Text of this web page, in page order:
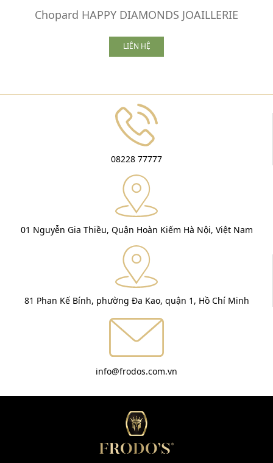
Chopard HAPPY DIAMONDS JOAILLERIE
LIÊN HỆ
08228 77777
01 Nguyễn Gia Thiều, Quận Hoàn Kiếm Hà Nội, Việt Nam
81 Phan Kế Bính, phường Đa Kao, quận 1, Hồ Chí Minh
info@frodos.com.vn